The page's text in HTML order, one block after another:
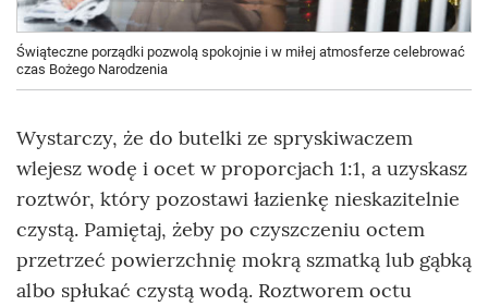
Świąteczne porządki pozwolą spokojnie i w miłej atmosferze celebrować
czas Bożego Narodzenia
Wystarczy, że do butelki ze spryskiwaczem
wlejesz wodę i ocet w proporcjach 1:1, a uzyskasz
roztwór, który pozostawi łazienkę nieskazitelnie
czystą. Pamiętaj, żeby po czyszczeniu octem
przetrzeć powierzchnię mokrą szmatką lub gąbką
albo spłukać czystą wodą. Roztworem octu